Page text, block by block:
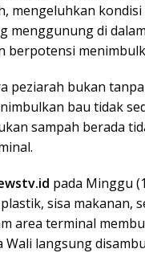
mengeluhkan
menggunung di
berpotensi
peziarah bukan
bau tidak
sampah berada
pada Minggu
sisa makanan,
area terminal
Wali langsung